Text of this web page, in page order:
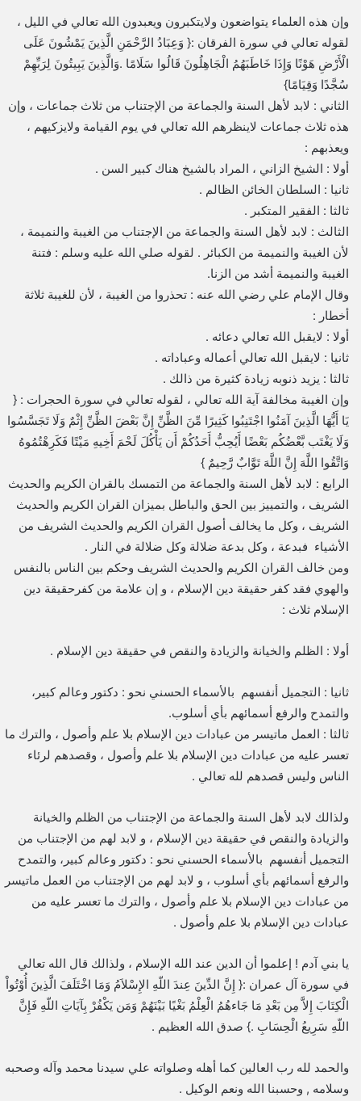
وإن هذه العلماء يتواضعون ولايتكبرون ويعبدون الله تعالي في الليل ،
لقوله تعالي في سورة الفرقان :{ وَعِبَادُ الرَّحْمَنِ الَّذِينَ يَمْشُونَ عَلَى
الْأَرْضِ هَوْنًا وَإِذَا خَاطَبَهُمُ الْجَاهِلُونَ قَالُوا سَلَامًا .وَالَّذِينَ يَبِيتُونَ لِرَبِّهِمْ
سُجَّدًا وَقِيَامًا}
الثاني : لابد لأهل السنة والجماعة من الإجتناب من ثلاث جماعات ، وإن
هذه ثلاث جماعات لاينظرهم الله تعالي في يوم القيامة ولايزكيهم ،
ويعذبهم :
أولا : الشيخ الزاني ، المراد بالشيخ هناك كبير السن .
ثانيا : السلطان الخائن الظالم .
ثالثا : الفقير المتكبر .
الثالث : لابد لأهل السنة والجماعة من الإجتناب من الغيبة والنميمة ،
لأن الغيبة والنميمة من الكبائر . لقوله صلي الله عليه وسلم : فتنة
الغيبة والنميمة أشد من الزنا.
وقال الإمام علي رضي الله عنه : تحذروا من الغيبة ، لأن للغيبة ثلاثة
أخطار :
أولا : لايقبل الله تعالي دعائه .
ثانيا : لايقبل الله تعالي أعماله وعباداته .
ثالثا : يزيد ذنوبه زيادة كثيرة من ذالك .
وإن الغيبة مخالفة آية الله تعالي ، لقوله تعالي في سورة الحجرات : {
يَا أَيُّهَا الَّذِينَ آمَنُوا اجْتَنِبُوا كَثِيرًا مِّنَ الظَّنِّ إِنَّ بَعْضَ الظَّنِّ إِثْمٌ وَلَا تَجَسَّسُوا
وَلَا يَغْتَب بَّعْضُكُم بَعْضًا أَيُحِبُّ أَحَدُكُمْ أَن يَأْكُلَ لَحْمَ أَخِيهِ مَيْتًا فَكَرِهْتُمُوهُ
وَاتَّقُوا اللَّهَ إِنَّ اللَّهَ تَوَّابٌ رَّحِيمٌ }
الرابع : لابد لأهل السنة والجماعة من التمسك بالقران الكريم والحديث
الشريف ، والتمييز بين الحق والباطل بميزان القران الكريم والحديث
الشريف ، وكل ما يخالف أصول القران الكريم والحديث الشريف من
الأشياء فبدعة ، وكل بدعة ضلالة وكل ضلالة في النار .
ومن خالف القران الكريم والحديث الشريف وحكم بين الناس بالنفس
والهوي فقد كفر حقيقة دين الإسلام ، و إن علامة من كفرحقيقة دين
الإسلام ثلاث :
أولا : الظلم والخيانة والزيادة والنقص في حقيقة دين الإسلام .
ثانيا : التجميل أنفسهم بالأسماء الحسني نحو : دكتور وعالم كبير،
والتمدح والرفع أسمائهم بأي أسلوب.
ثالثا : العمل ماتيسر من عبادات دين الإسلام بلا علم وأصول ، والترك ما
تعسر عليه من عبادات دين الإسلام بلا علم وأصول ، وقصدهم لرئاء
الناس وليس قصدهم لله تعالي .
ولذالك لابد لأهل السنة والجماعة من الإجتناب من الظلم والخيانة
والزيادة والنقص في حقيقة دين الإسلام ، و لابد لهم من الإجتناب من
التجميل أنفسهم بالأسماء الحسني نحو : دكتور وعالم كبير، والتمدح
والرفع أسمائهم بأي أسلوب ، و لابد لهم من الإجتناب من العمل ماتيسر
من عبادات دين الإسلام بلا علم وأصول ، والترك ما تعسر عليه من
عبادات دين الإسلام بلا علم وأصول .
يا بني آدم ! إعلموا أن الدين عند الله الإسلام ، ولذالك قال الله تعالي
في سورة آل عمران :{ إِنَّ الدِّينَ عِندَ اللّهِ الإِسْلاَمُ وَمَا اخْتَلَفَ الَّذِينَ أُوْتُواْ
الْكِتَابَ إِلاَّ مِن بَعْدِ مَا جَاءهُمُ الْعِلْمُ بَغْيًا بَيْنَهُمْ وَمَن يَكْفُرْ بِآيَاتِ اللّهِ فَإِنَّ
اللّهِ سَرِيعُ الْحِسَابِ .} صدق الله العظيم .
‎والحمد لله رب العالين كما أهله وصلواته علي سيدنا محمد وآله وصحبه
وسلامه , وحسبنا الله ونعم الوكيل .